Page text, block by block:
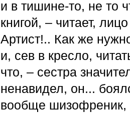
и в тишине-то, не то
книгой, – читает,
Артист!.. Как же
и, сев в кресло,
что, – сестра
ненавидел, он...
вообще шизофреник,